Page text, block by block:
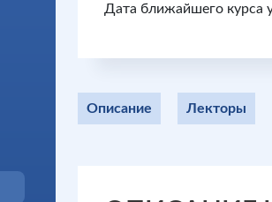
Дата ближайшего курса
Описание Лекторы